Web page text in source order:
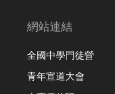
網站連結
全國中學門徒營
青年宣道大會